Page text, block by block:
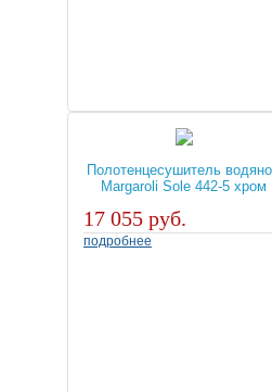
Полотенцесушитель
Margaroli Sole 442-5 хром
17 055 руб.
подробнее